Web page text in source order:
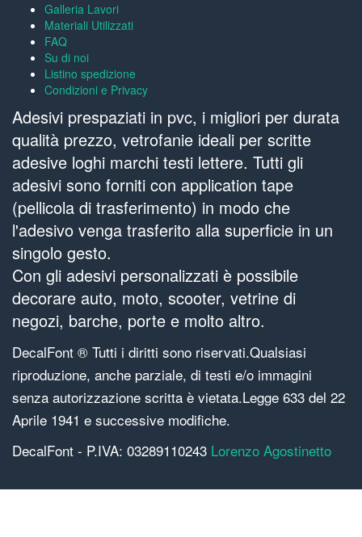
Galleria Lavori
Materiali Utilizzati
FAQ
Su di noi
Listino spedizione
Condizioni e Privacy
Adesivi prespaziati in pvc, i migliori per durata
qualità prezzo, vetrofanie ideali per scritte
adesive loghi marchi testi lettere. Tutti gli
adesivi sono forniti con application tape
(pellicola di trasferimento) in modo che
l'adesivo venga trasferito alla superficie in un
singolo gesto.
Con gli adesivi personalizzati è possibile
decorare auto, moto, scooter, vetrine di
negozi, barche, porte e molto altro.
DecalFont ® Tutti i diritti sono riservati.Qualsiasi
riproduzione, anche parziale, di testi e/o immagini
senza autorizzazione scritta è vietata.Legge 633 del 22
Aprile 1941 e successive modifiche.
DecalFont - P.IVA: 03289110243 Lorenzo Agostinetto